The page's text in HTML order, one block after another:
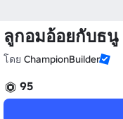
ลูกอมอ้อยกับธนู
โดย ChampionBuilder
95